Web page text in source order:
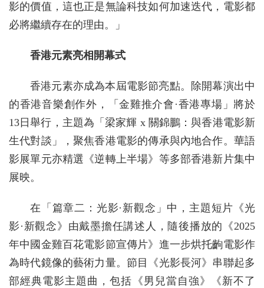
影的價值，這也正是無論科技如何加速迭代，電影都
必將繼續存在的理由。」
香港元素亮相開幕式
香港元素亦成為本屆電影節亮點。除開幕演出中
的香港音樂創作外，「金雞推介會·香港專場」將於
13日舉行，主題為「梁家輝 x 關錦鵬：與香港電影新
生代對談」，聚焦香港電影的傳承與內地合作。華語
影展單元亦精選《逆轉上半場》等多部香港新片集中
展映。
在「篇章二：光影·新觀念」中，主題短片《光
影·新觀念》由戴墨擔任講述人，隨後播放的《2025
年中國金雞百花電影節宣傳片》進一步烘托齣電影作
為時代鏡像的藝術力量。節目《光影長河》串聯起多
部經典電影主題曲，包括《男兒當自強》《新不了